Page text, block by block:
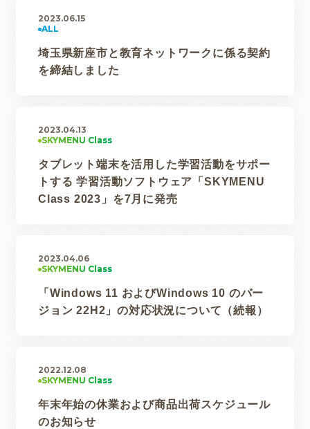
2023.06.15
埼玉県新座市と教育ネットワークに係る契約
を締結しました
2023.04.13
タブレット端末を活用した学習活動をサポー
トする 学習活動ソフトウェア「SKYMENU
Class 2023」を7月に発売
2023.04.06
「Windows 11 およびWindows 10 のバー
ジョン 22H2」の対応状況について（続報）
2022.12.08
年末年始の休業および商品出荷スケジュール
のお知らせ